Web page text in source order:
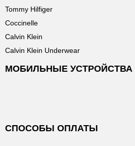
Tommy Hilfiger
Coccinelle
Calvin Klein
Calvin Klein Underwear
МОБИЛЬНЫЕ УСТРОЙСТВА
СПОСОБЫ ОПЛАТЫ